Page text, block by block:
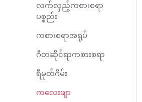
လက်လှည့်ကစားစရာ
ပစ္စည်း
ကစားစရာအရုပ်
ဂီတဆိုင်ရာကစားစရာ
ရီမုတ်ဂိမ်း
ကလေးဖျာ